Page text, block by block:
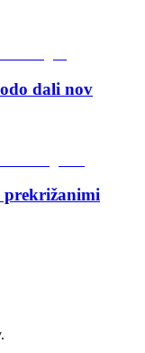
dali nov
prekrižanimi